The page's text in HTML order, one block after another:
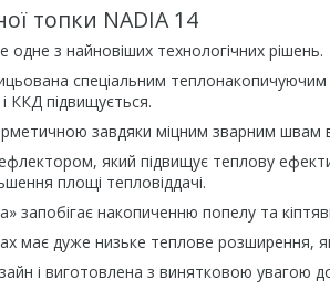
топки NADIA 14
одне з найновіших технологічних рішень.
спеціальним теплонакопичуючим
ККД підвищується.
завдяки міцним зварним швам в
який підвищує теплову
площі тепловіддачі.
накопиченню попелу та
дуже низьке теплове розширення,
і виготовлена з винятковою увагою